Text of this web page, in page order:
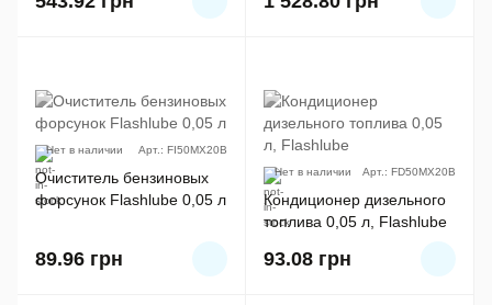
Нет в наличии Арт.: FI50MX20B
Очиститель бензиновых
форсунок Flashlube 0,05 л
89.96 грн
Нет в наличии Арт.: FD50MX20B
Кондиционер дизельного
топлива 0,05 л, Flashlube
93.08 грн